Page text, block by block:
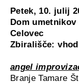
Petek, 10. julij
Dom umetnikov
Celovec
Zbirališče: vhod
angel
Branje Tamare